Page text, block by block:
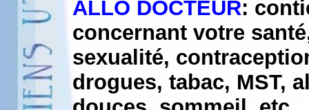
ALLO DOCTEUR:
concernant votre
sexualité,
drogues, tabac, MST,